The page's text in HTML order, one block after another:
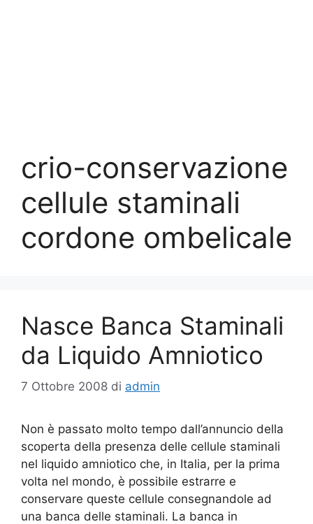
crio-conservazione
cellule staminali
cordone ombelicale
Nasce Banca Staminali
da Liquido Amniotico
7 Ottobre 2008 di admin
Non è passato molto tempo dall’annuncio della
scoperta della presenza delle cellule staminali
nel liquido amniotico che, in Italia, per la prima
volta nel mondo, è possibile estrarre e
conservare queste cellule consegnandole ad
una banca delle staminali. La banca in